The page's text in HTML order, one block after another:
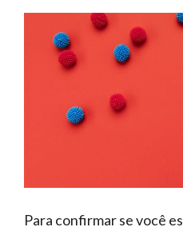
Para confirmar se você